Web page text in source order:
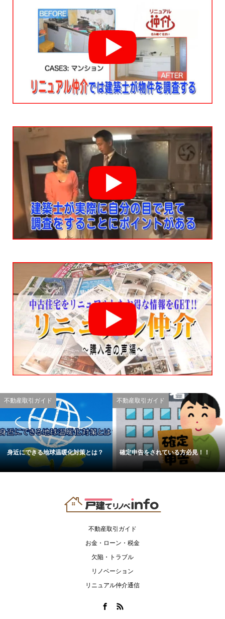
不動産取引ガイド
身近にできる地球温暖化対策とは？
不動産取引ガイド
確定申告をされている方必見！！
不動産取引ガイド
お金・ローン・税金
欠陥・トラブル
リノベーション
リニュアル仲介通信